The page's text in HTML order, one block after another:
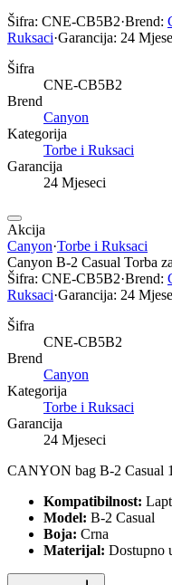
Šifra: CNE-CB5B2·Brend:
Ruksaci·Garancija: 24
Šifra
CNE-CB5B2
Brend
Canyon
Kategorija
Torbe i Ruksaci
Garancija
24 Mjeseci
Akcija
Canyon·Torbe i Ruksaci
Canyon B-2 Casual Torba
Šifra: CNE-CB5B2·Brend:
Ruksaci·Garancija: 24
Šifra
CNE-CB5B2
Brend
Canyon
Kategorija
Torbe i Ruksaci
Garancija
24 Mjeseci
CANYON bag B-2 Casual
Kompatibilnost:
Model: B-2 Casual
Boja: Crna
Materijal: Dostupno